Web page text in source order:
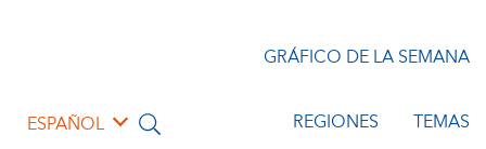
ESPAÑOL
GRÁFICO DE LA SEMANA
REGIONES TEMAS